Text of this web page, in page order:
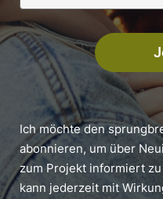
Ich möchte den
abonnieren, um über
zum Projekt informiert
kann jederzeit mit